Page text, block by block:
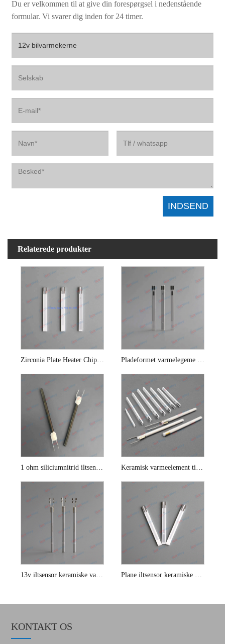
Du er velkommen til at give din forespørgsel i nedenstående
formular. Vi svarer dig inden for 24 timer.
Relaterede produkter
Zirconia Plate Heater Chip til iltføler Pladeformet varmelegeme til lambdasonde
1 ohm siliciumnitrid iltsensor Keramisk varmeelement Keramisk varmeelement til bililtsensor
13v iltsensor keramiske varmeelementer
KONTAKT OS